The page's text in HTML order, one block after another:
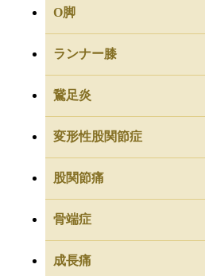
O脚
ランナー膝
鵞足炎
変形性股関節症
股関節痛
骨端症
成長痛